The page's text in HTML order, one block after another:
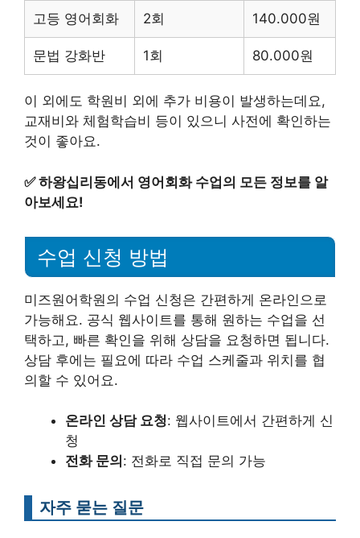
고등 영어회화 2회 140.000원
문법 강화반 1회 80.000원
이 외에도 학원비 외에 추가 비용이 발생하는데요,
교재비와 체험학습비 등이 있으니 사전에 확인하는
것이 좋아요.
✅하왕십리동에서 영어회화 수업의 모든 정보를 알
아보세요!
수업 신청 방법
미즈원어학원의 수업 신청은 간편하게 온라인으로
가능해요. 공식 웹사이트를 통해 원하는 수업을 선
택하고, 빠른 확인을 위해 상담을 요청하면 됩니다.
상담 후에는 필요에 따라 수업 스케줄과 위치를 협
의할 수 있어요.
온라인 상담 요청: 웹사이트에서 간편하게 신
청
전화 문의 : 전화로 직접 문의 가능
자주 묻는 질문